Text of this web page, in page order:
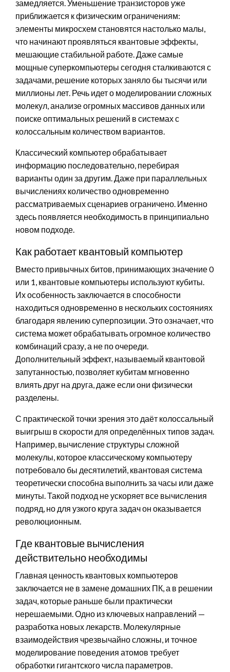
замедляется. Уменьшение транзисторов уже
приближается к физическим ограничениям:
элементы микросхем становятся настолько малы,
что начинают проявляться квантовые эффекты,
мешающие стабильной работе. Даже самые
мощные суперкомпьютеры сегодня сталкиваются с
задачами, решение которых заняло бы тысячи или
миллионы лет. Речь идет о моделировании сложных
молекул, анализе огромных массивов данных или
поиске оптимальных решений в системах с
колоссальным количеством вариантов.
Классический компьютер обрабатывает
информацию последовательно, перебирая
варианты один за другим. Даже при параллельных
вычислениях количество одновременно
рассматриваемых сценариев ограничено. Именно
здесь появляется необходимость в принципиально
новом подходе.
Как работает квантовый компьютер
Вместо привычных битов, принимающих значение 0
или 1, квантовые компьютеры используют кубиты.
Их особенность заключается в способности
находиться одновременно в нескольких состояниях
благодаря явлению суперпозиции. Это означает, что
система может обрабатывать огромное количество
комбинаций сразу, а не по очереди.
Дополнительный эффект, называемый квантовой
запутанностью, позволяет кубитам мгновенно
влиять друг на друга, даже если они физически
разделены.
С практической точки зрения это даёт колоссальный
выигрыш в скорости для определённых типов задач.
Например, вычисление структуры сложной
молекулы, которое классическому компьютеру
потребовало бы десятилетий, квантовая система
теоретически способна выполнить за часы или даже
минуты. Такой подход не ускоряет все вычисления
подряд, но для узкого круга задач он оказывается
революционным.
Где квантовые вычисления
действительно необходимы
Главная ценность квантовых компьютеров
заключается не в замене домашних ПК, а в решении
задач, которые раньше были практически
нерешаемыми. Одно из ключевых направлений —
разработка новых лекарств. Молекулярные
взаимодействия чрезвычайно сложны, и точное
моделирование поведения атомов требует
обработки гигантского числа параметров.